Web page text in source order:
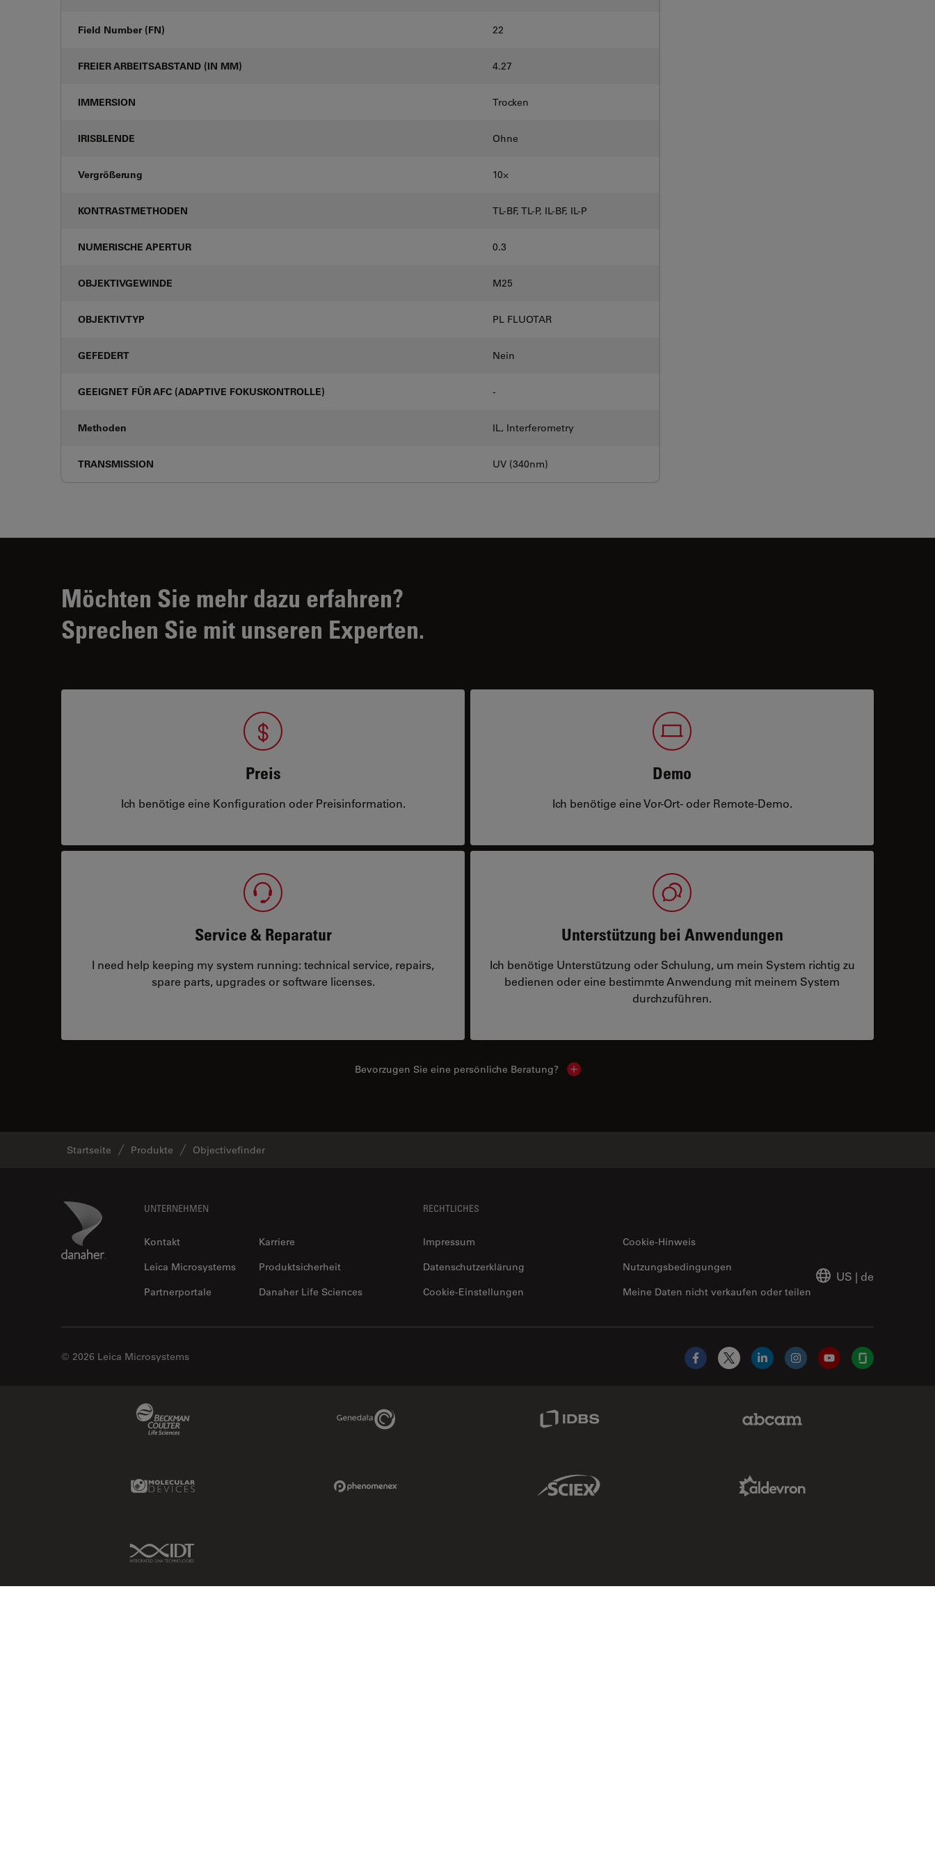
Field Number (FN) 22
FREIER ARBEITSABSTAND (IN MM) 4.27
IMMERSION Trocken
IRISBLENDE Ohne
Vergrößerung 10⨉
KONTRASTMETHODEN TL-BF, TL-P, IL-BF, IL-P
NUMERISCHE APERTUR 0.3
OBJEKTIVGEWINDE M25
OBJEKTIVTYP PL FLUOTAR
GEFEDERT Nein
GEEIGNET FÜR AFC (ADAPTIVE FOKUSKONTROLLE) -
Methoden IL, Interferometry
TRANSMISSION UV (340nm)
Möchten Sie mehr dazu erfahren?
Sprechen Sie mit unseren Experten.
Preis
Ich benötige eine Konfiguration oder Preisinformation.
Demo
Ich benötige eine Vor-Ort- oder Remote-Demo.
Service & Reparatur
I need help keeping my system running: technical service, repairs,
spare parts, upgrades or software licenses.
Unterstützung bei Anwendungen
Ich benötige Unterstützung oder Schulung, um mein System richtig zu
bedienen oder eine bestimmte Anwendung mit meinem System
durchzuführen.
Bevorzugen Sie eine persönliche Beratung? Show local contacts
Startseite Produkte Objectivefinder
Danaher Logo UNTERNEHMEN
Kontakt
Karriere
Leica Microsystems
Produktsicherheit
Partnerportale
Danaher Life Sciences
RECHTLICHES
Impressum
Cookie-Hinweis
Datenschutzerklärung
Meine Daten nicht verkaufen oder teilen
Nutzungsbedingungen
Cookie-Einstellungen
US | de
© 2026 Leica Microsystems
Facebook
X LinkedInInstagramYouTubeGlassdoor
Genedata Link
Molecular Devices Link Sciex Link
IDT Link